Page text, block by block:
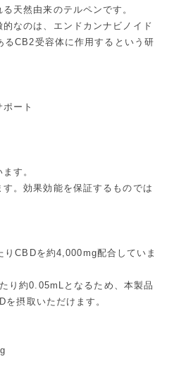
天然由来のテルペンです。
なのは、エンドカンナビノイド
るCB2受容体に作用するという研
ート
す。
。効果効能を保証するものでは
CBDを約4,000mg配合していま
り約0.05mLとなるため、本製品
摂取いただけます。